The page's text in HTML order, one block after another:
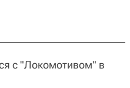
с "Локомотивом" в